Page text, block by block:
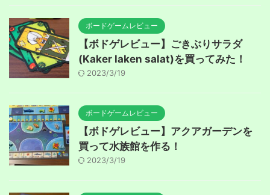
ボードゲームレビュー
【ボドゲレビュー】ごきぶりサラダ
(Kaker laken salat)を買ってみた！
2023/3/19
ボードゲームレビュー
【ボドゲレビュー】アクアガーデンを
買って水族館を作る！
2023/3/19